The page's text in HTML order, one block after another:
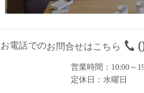
お電話でのお問合せはこちら
営業時間
10:00～
定休日
水曜日